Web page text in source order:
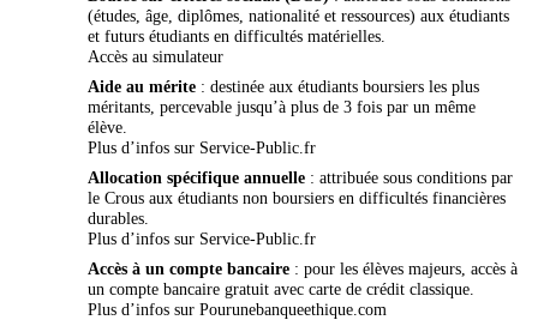
(études, âge, diplômes, nationalité et ressources) aux étudiants
et futurs étudiants en difficultés matérielles.
Accès au simulateur
Aide au mérite : destinée aux étudiants boursiers les plus
méritants, percevable jusqu’à plus de 3 fois par un même
élève.
Plus d’infos sur Service-Public.fr
Allocation spécifique annuelle : attribuée sous conditions par
le Crous aux étudiants non boursiers en difficultés financières
durables.
Plus d’infos sur Service-Public.fr
Accès à un compte bancaire : pour les élèves majeurs, accès à
un compte bancaire gratuit avec carte de crédit classique.
Plus d’infos sur Pourunebanqueethique.com